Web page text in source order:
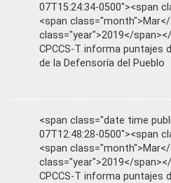
07T15:24:34-0500"><span
<span
class="year">2019</
CPCCS-T informa puntajes
de la Defensoría del Pueblo
<span class="date time
07T12:48:28-0500"><span
<span
class="year">2019</
CPCCS-T informa puntajes